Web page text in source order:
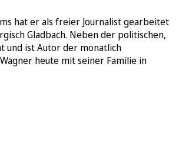
hat er als freier Journalist gearbeitet
Gladbach. Neben der politischen,
und ist Autor der monatlich
heute mit seiner Familie in